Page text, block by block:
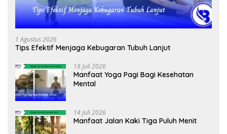
1 Agustus 2026
Tips Efektif Menjaga Kebugaran Tubuh Lanjut
18 Juli 2026
Manfaat Yoga Pagi Bagi Kesehatan
Mental
14 Juli 2026
Manfaat Jalan Kaki Tiga Puluh Menit